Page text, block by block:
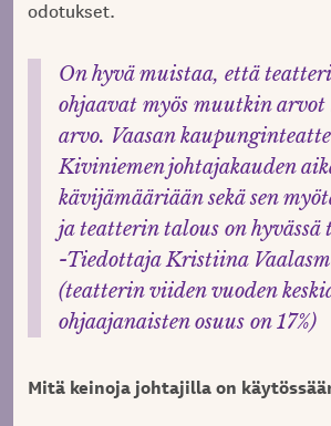
odotukset.
On hyvä muistaa, että
ohjaavat myös muutkin
arvo. Vaasan
Kiviniemen johtajakauden
kävijämääriään sekä sen
ja teatterin talous on hyvässä
-Tiedottaja Kristiina
(teatterin viiden vuoden
ohjaajanaisten osuus on 17%)
Mitä keinoja johtajilla on